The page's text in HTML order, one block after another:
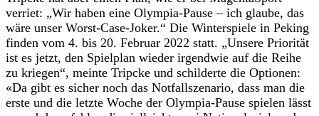
verriet: „Wir haben eine Olympia-Pause – ich glaube, das
wäre unser Worst-Case-Joker.“ Die Winterspiele in Peking
finden vom 4. bis 20. Februar 2022 statt. „Unsere Priorität
ist es jetzt, den Spielplan wieder irgendwie auf die Reihe
zu kriegen“, meinte Tripcke und schilderte die Optionen:
«Da gibt es sicher noch das Notfallszenario, dass man die
erste und die letzte Woche der Olympia-Pause spielen lässt